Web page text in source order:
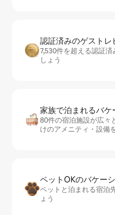
認証済みのゲ⁠ス⁠ト⁠レ⁠
7,530件を超える認証
しょう
家族で泊まれるバ⁠
80件の宿泊施設が広々
けのアメニティ・設備
ペットOKのバ⁠ケ⁠ー⁠
ペットと泊まれる宿泊
ょう